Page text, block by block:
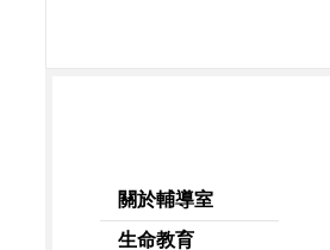
關於輔導室
生命教育